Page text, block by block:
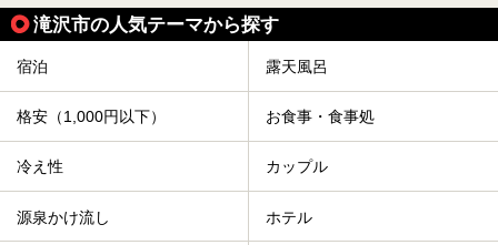
滝沢市の人気テーマから探す
宿泊 露天風呂
格安（1,000円以下） お食事・食事処
冷え性 カップル
源泉かけ流し ホテル